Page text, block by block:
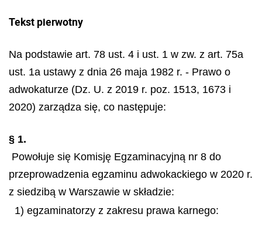
Tekst pierwotny
Na podstawie art. 78 ust. 4 i ust. 1 w zw. z art. 75a
ust. 1a ustawy z dnia 26 maja 1982 r. - Prawo o
adwokaturze (Dz. U. z 2019 r. poz. 1513, 1673 i
2020) zarządza się, co następuje:
§ 1.
Powołuje się Komisję Egzaminacyjną nr 8 do
przeprowadzenia egzaminu adwokackiego w 2020 r.
z siedzibą w Warszawie w składzie:
1) egzaminatorzy z zakresu prawa karnego: